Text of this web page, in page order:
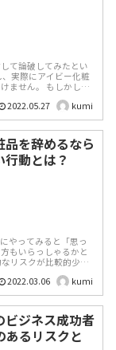
て論破してみたとい
実際にアイビー化粧
ません。 もしかした
2022.05.27 kumi
品を辞めるなら
動とは？
やってみると「思っ
もいらっしゃるかと
リスクが比較的少な
2022.03.06 kumi
ビジネス成功者
あるリスクと